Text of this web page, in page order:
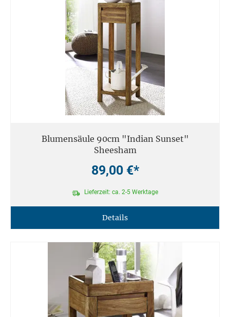
Blumensäule 90cm "Indian Sunset"
Sheesham
89,00 €*
Lieferzeit: ca. 2-5 Werktage
Details